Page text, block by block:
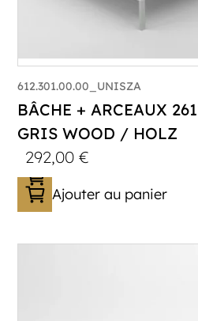
612.301.00.00_UNISZA
BÂCHE + ARCEAUX
GRIS WOOD / HOLZ
292,00€
Ajouter au panier